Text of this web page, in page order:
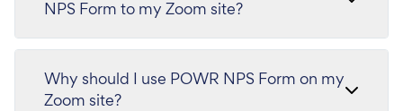
NPS Form to my Zoom site?
Why should I use POWR NPS Form on my
Zoom site?